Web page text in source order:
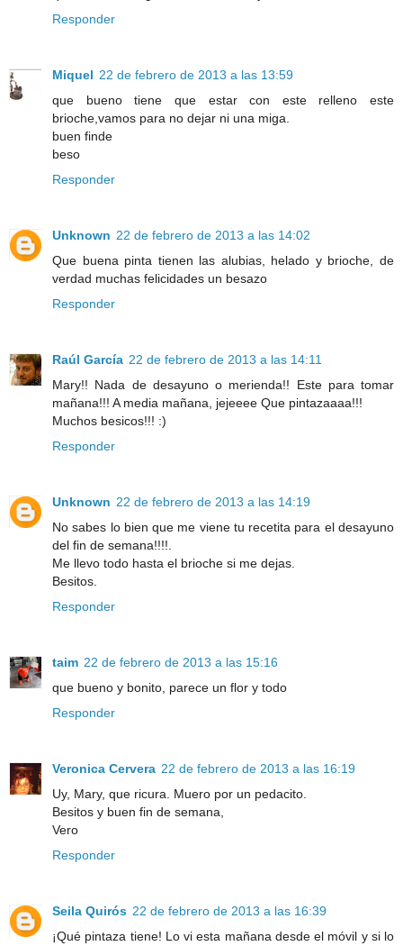
Responder
Miquel 22 de febrero de 2013 a las 13:59
que bueno tiene que estar con este relleno este
brioche,vamos para no dejar ni una miga.
buen finde
beso
Responder
Unknown 22 de febrero de 2013 a las 14:02
Que buena pinta tienen las alubias, helado y brioche, de
verdad muchas felicidades un besazo
Responder
Raúl García 22 de febrero de 2013 a las 14:11
Mary!! Nada de desayuno o merienda!! Este para tomar
mañana!!! A media mañana, jejeeee Que pintazaaaa!!!
Muchos besicos!!! :)
Responder
Unknown 22 de febrero de 2013 a las 14:19
No sabes lo bien que me viene tu recetita para el desayuno
del fin de semana!!!!.
Me llevo todo hasta el brioche si me dejas.
Besitos.
Responder
taim 22 de febrero de 2013 a las 15:16
que bueno y bonito, parece un flor y todo
Responder
Veronica Cervera 22 de febrero de 2013 a las 16:19
Uy, Mary, que ricura. Muero por un pedacito.
Besitos y buen fin de semana,
Vero
Responder
Seila Quirós 22 de febrero de 2013 a las 16:39
¡Qué pintaza tiene! Lo vi esta mañana desde el móvil y si lo